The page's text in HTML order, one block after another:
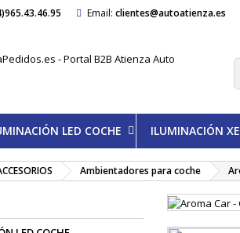
Email: clientes@autoatienza.es
LED COCHE ILUMINACIÓN
Ambientadores para coche